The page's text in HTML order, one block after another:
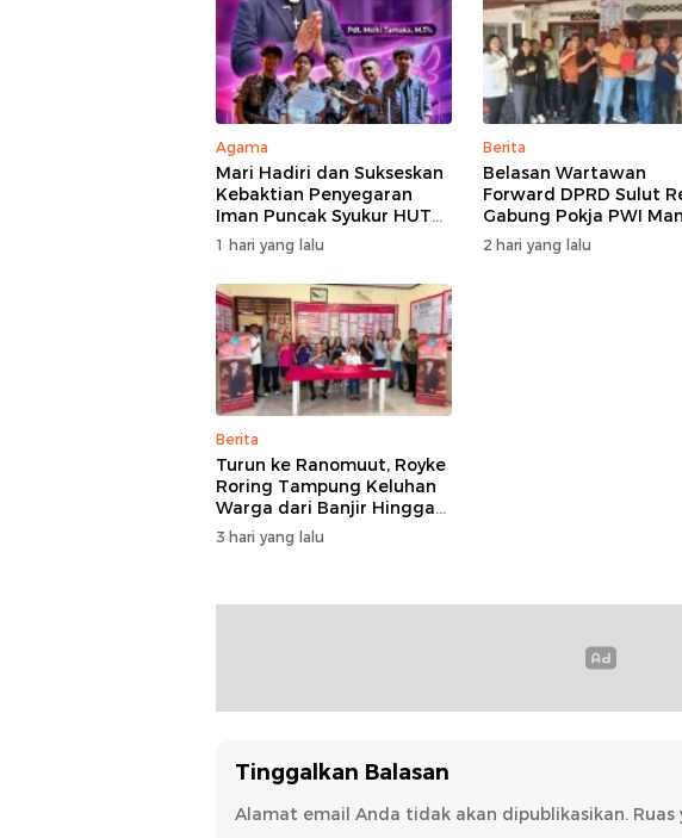
Agama
Mari Hadiri dan Sukseskan
Kebaktian Penyegaran
Iman Puncak Syukur HUT
Ke-62 PKB GMIM AOKD
1 hari yang lalu
Berita
Belasan Wartawan
Forward DPRD Sulut
Gabung Pokja PWI
2 hari yang lalu
Berita
Turun ke Ranomuut, Royke
Roring Tampung Keluhan
Warga dari Banjir Hingga
Fasilitas Publik
3 hari yang lalu
Tinggalkan Balasan
Alamat email Anda tidak akan dipublikasikan.